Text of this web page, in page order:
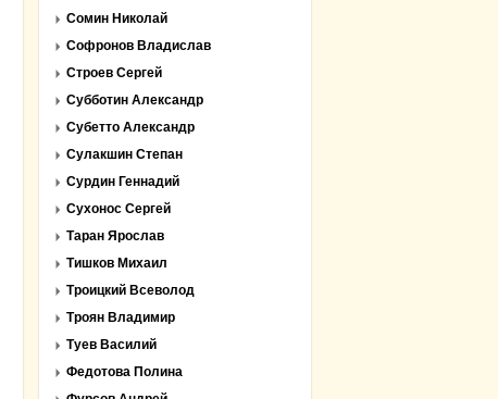
Сомин Николай
Софронов Владислав
Строев Сергей
Субботин Александр
Субетто Александр
Сулакшин Степан
Сурдин Геннадий
Сухонос Сергей
Таран Ярослав
Тишков Михаил
Троицкий Всеволод
Троян Владимир
Туев Василий
Федотова Полина